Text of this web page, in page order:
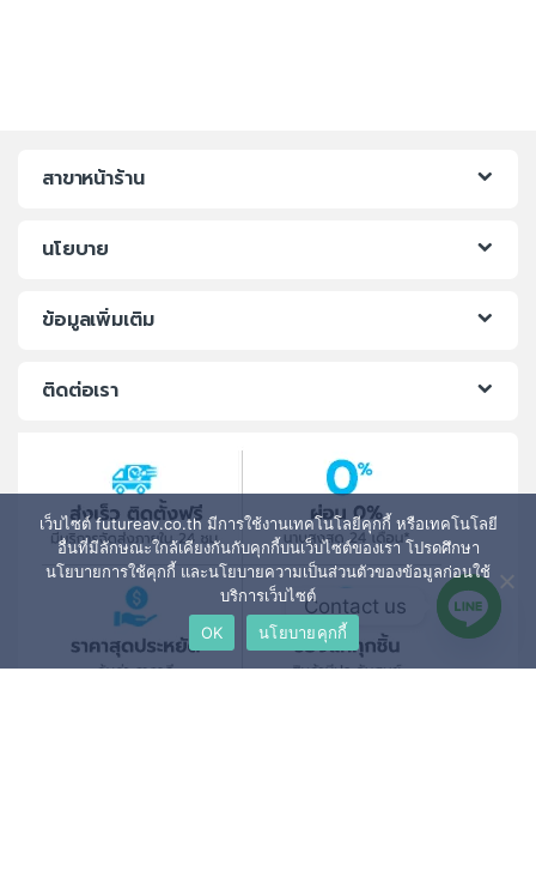
สาขาหน้าร้าน
นโยบาย
ข้อมูลเพิ่มเติม
ติดต่อเรา
เว็บไซต์ futureav.co.th มีการใช้งานเทคโนโลยีคุกกี้ หรือเทคโนโลยี
อื่นที่มีลักษณะใกล้เคียงกันกับคุกกี้บนเว็บไซต์ของเรา โปรดศึกษา
นโยบายการใช้คุกกี้ และนโยบายความเป็นส่วนตัวของข้อมูลก่อนใช้
บริการเว็บไซต์
OK
นโยบายคุกกี้
Contact us